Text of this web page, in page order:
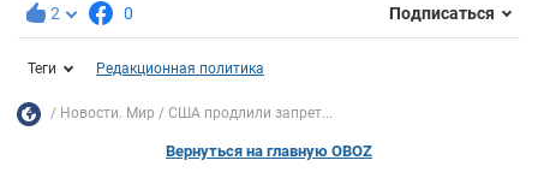
2 0 Подписаться
Теги Редакционная политика
Новости. Мир США продлили запрет...
Вернуться на главную OBOZ